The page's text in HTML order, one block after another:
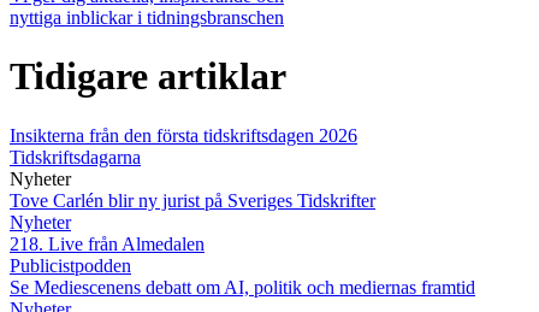
nyttiga inblickar i tidningsbranschen
Tidigare artiklar
Insikterna från den första tidskriftsdagen 2026
Tidskriftsdagarna
Nyheter
Tove Carlén blir ny jurist på Sveriges Tidskrifter
Nyheter
218. Live från Almedalen
Publicistpodden
Se Mediescenens debatt om AI, politik och mediernas framtid